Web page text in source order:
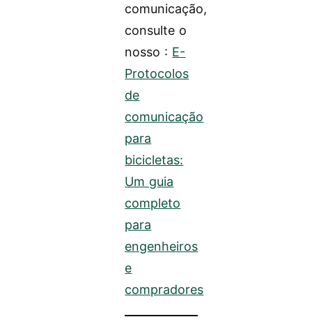
comunicação,
consulte o
nosso : E-
Protocolos
de
comunicação
para
bicicletas:
Um guia
completo
para
engenheiros
e
compradores